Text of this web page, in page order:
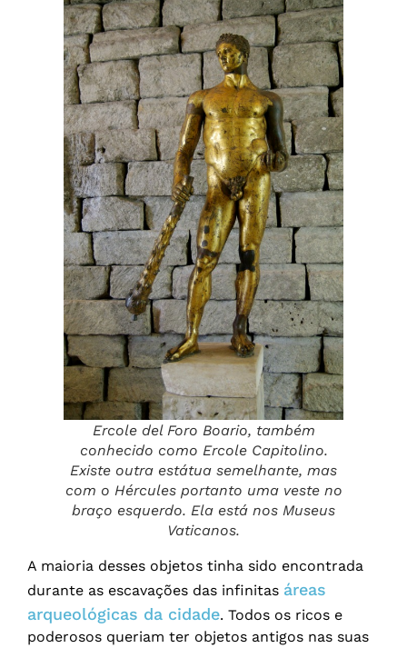
Ercole del Foro Boario, também
conhecido como Ercole Capitolino.
Existe outra estátua semelhante, mas
com o Hércules portanto uma veste no
braço esquerdo. Ela está nos Museus
Vaticanos.
A maioria desses objetos tinha sido encontrada
durante as escavações das infinitas áreas
arqueológicas da cidade. Todos os ricos e
poderosos queriam ter objetos antigos nas suas